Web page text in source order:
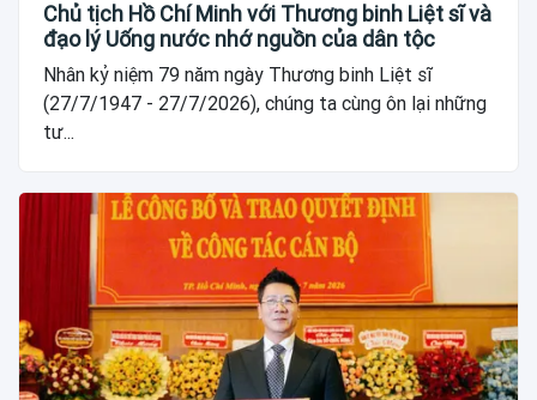
Chủ tịch Hồ Chí Minh với Thương binh Liệt sĩ và
đạo lý Uống nước nhớ nguồn của dân tộc
Nhân kỷ niệm 79 năm ngày Thương binh Liệt sĩ
(27/7/1947 - 27/7/2026), chúng ta cùng ôn lại những
tư...